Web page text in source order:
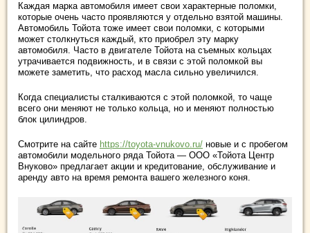
Каждая марка автомобиля имеет свои характерные поломки,
которые очень часто проявляются у отдельно взятой машины.
Автомобиль Тойота тоже имеет свои поломки, с которыми
может столкнуться каждый, кто приобрел эту марку
автомобиля. Часто в двигателе Тойота на съемных кольцах
утрачивается подвижность, и в связи с этой поломкой вы
можете заметить, что расход масла сильно увеличился.
Когда специалисты сталкиваются с этой поломкой, то чаще
всего они меняют не только кольца, но и меняют полностью
блок цилиндров.
Смотрите на сайте https://toyota-vnukovo.ru/ новые и с пробегом
автомобили модельного ряда Тойота — ООО «Тойота Центр
Внуково» предлагает акции и кредитование, обслуживание и
аренду авто на время ремонта вашего железного коня.